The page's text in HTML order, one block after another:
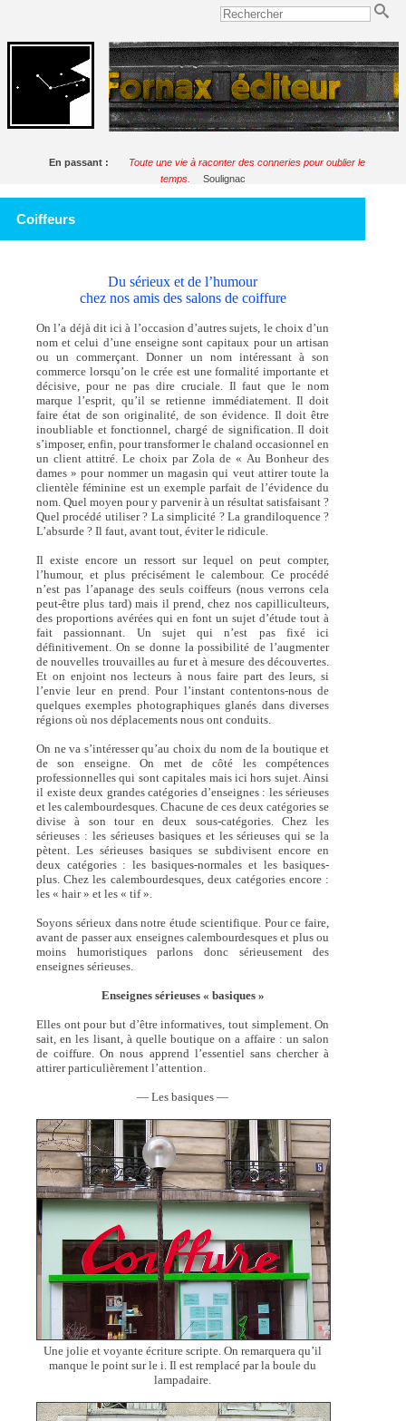
En passant :
Toute une vie à raconter des conneries pour oublier le
temps.
Soulignac
Coiffeurs
Du sérieux et de l’humour
chez nos amis des salons de coiffure
On l’a déjà dit ici à l’occasion d’autres sujets, le choix d’un
nom et celui d’une enseigne sont capitaux pour un artisan
ou un commerçant. Donner un nom intéressant à son
commerce lorsqu’on le crée est une formalité importante et
décisive, pour ne pas dire cruciale. Il faut que le nom
marque l’esprit, qu’il se retienne immédiatement. Il doit
faire état de son originalité, de son évidence. Il doit être
inoubliable et fonctionnel, chargé de signification. Il doit
s’imposer, enfin, pour transformer le chaland occasionnel en
un client attitré. Le choix par Zola de « Au Bonheur des
dames » pour nommer un magasin qui veut attirer toute la
clientèle féminine est un exemple parfait de l’évidence du
nom. Quel moyen pour y parvenir à un résultat satisfaisant ?
Quel procédé utiliser ? La simplicité ? La grandiloquence ?
L’absurde ? Il faut, avant tout, éviter le ridicule.
Il existe encore un ressort sur lequel on peut compter,
l’humour, et plus précisément le calembour. Ce procédé
n’est pas l’apanage des seuls coiffeurs (nous verrons cela
peut-être plus tard) mais il prend, chez nos capilliculteurs,
des proportions avérées qui en font un sujet d’étude tout à
fait passionnant. Un sujet qui n’est pas fixé ici
définitivement. On se donne la possibilité de l’augmenter
de nouvelles trouvailles au fur et à mesure des découvertes.
Et on enjoint nos lecteurs à nous faire part des leurs, si
l’envie leur en prend. Pour l’instant contentons-nous de
quelques exemples photographiques glanés dans diverses
régions où nos déplacements nous ont conduits.
On ne va s’intéresser qu’au choix du nom de la boutique et
de son enseigne. On met de côté les compétences
professionnelles qui sont capitales mais ici hors sujet. Ainsi
il existe deux grandes catégories d’enseignes : les sérieuses
et les calembourdesques. Chacune de ces deux catégories se
divise à son tour en deux sous-catégories. Chez les
sérieuses : les sérieuses basiques et les sérieuses qui se la
pètent. Les sérieuses basiques se subdivisent encore en
deux catégories : les basiques-normales et les basiques-
plus. Chez les calembourdesques, deux catégories encore :
les « hair » et les « tif ».
Soyons sérieux dans notre étude scientifique. Pour ce faire,
avant de passer aux enseignes calembourdesques et plus ou
moins humoristiques parlons donc sérieusement des
enseignes sérieuses.
Enseignes sérieuses « basiques »
Elles ont pour but d’être informatives, tout simplement. On
sait, en les lisant, à quelle boutique on a affaire : un salon
de coiffure. On nous apprend l’essentiel sans chercher à
attirer particulièrement l’attention.
— Les basiques —
Une jolie et voyante écriture scripte. On remarquera qu’il
manque le point sur le i. Il est remplacé par la boule du
lampadaire.